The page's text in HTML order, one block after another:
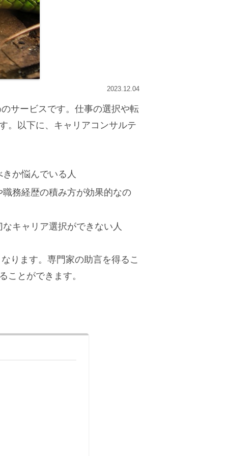
2023.12.04
サービスです。仕事の選択や転
。以下に、キャリアコンサルテ
か悩んでいる人
務経歴の積み方が効果的なの
キャリア選択ができない人
ります。専門家の助言を得るこ
ことができます。